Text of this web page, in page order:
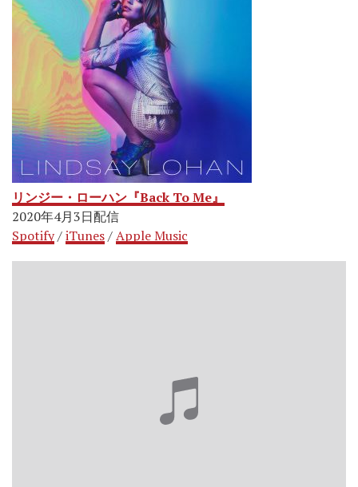
リンジー・ローハン『Back To Me』
2020年4月3日配信
Spotify/iTunes/Apple Music